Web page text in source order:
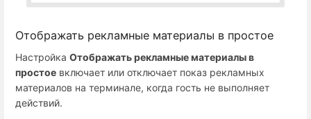
Отображать рекламные материалы в простое
Настройка Отображать рекламные материалы в
простое включает или отключает показ рекламных
материалов на терминале, когда гость не выполняет
действий.